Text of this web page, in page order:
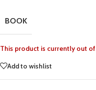
BOOK
This product is currently out
Add to wishlist